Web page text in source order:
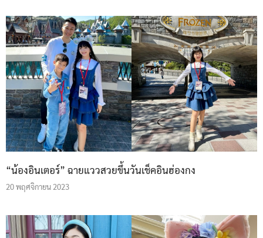
“น้องอินเตอร์” ฉายแววสวยขึ้นวันเช็คอินฮ่องกง
20 พฤศจิกายน 2023